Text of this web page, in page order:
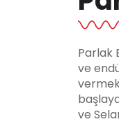
Parlak
ve
ve